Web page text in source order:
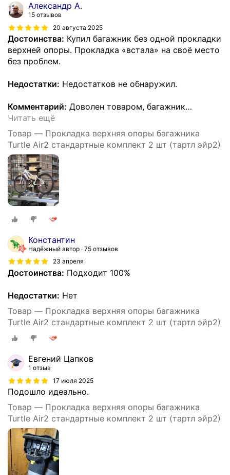
Александр А.
15 отзывов
20 августа 2025
Достоинства: Купил багажник без одной прокладки
верхней опоры. Прокладка «встала» на своё место
без проблем.
Недостатки: Недостатков не обнаружил.
Комментарий: Доволен товаром, багажник…
Читать ещё
Товар — Прокладка верхняя опоры багажника
Turtle Air2 стандартные комплект 2 шт (тартл эйр2)
Константин
Надёжный автор 75 отзывов
23 апреля
Достоинства: Подходит 100%
Недостатки: Нет
Товар — Прокладка верхняя опоры багажника
Turtle Air2 стандартные комплект 2 шт (тартл эйр2)
Евгений Цапков
1 отзыв
17 июля 2025
Подошло идеально.
Товар — Прокладка верхняя опоры багажника
Turtle Air2 стандартные комплект 2 шт (тартл эйр2)